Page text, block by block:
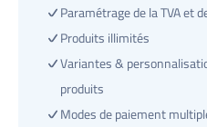
Paramétrage de la TVA et
Produits illimités
Variantes &
produits
Modes de paiement